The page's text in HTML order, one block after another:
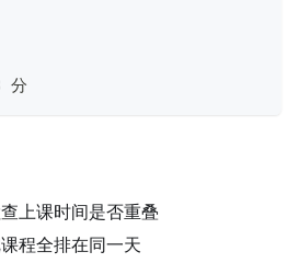
分
查上课时间是否重叠
课程全排在同一天